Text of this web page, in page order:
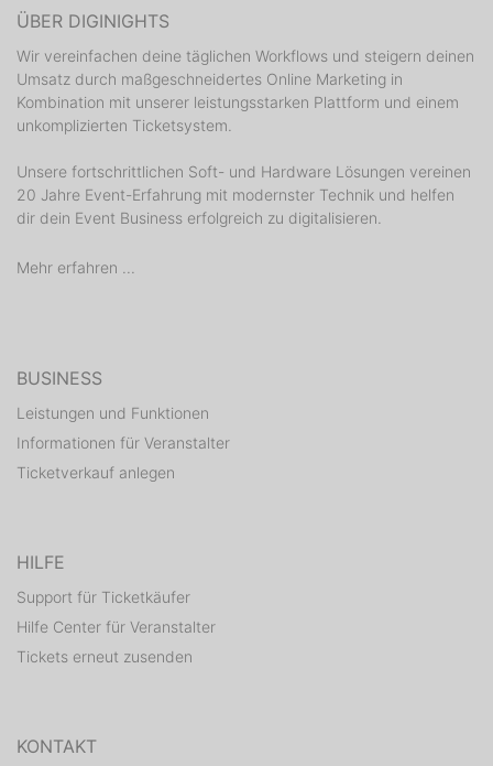
ÜBER DIGINIGHTS
Wir vereinfachen deine täglichen Workflows und steigern deinen
Umsatz durch maßgeschneidertes Online Marketing in
Kombination mit unserer leistungsstarken Plattform und einem
unkomplizierten Ticketsystem.
Unsere fortschrittlichen Soft- und Hardware Lösungen vereinen
20 Jahre Event-Erfahrung mit modernster Technik und helfen
dir dein Event Business erfolgreich zu digitalisieren.
Mehr erfahren ...
BUSINESS
Leistungen und Funktionen
Informationen für Veranstalter
Ticketverkauf anlegen
HILFE
Support für Ticketkäufer
Hilfe Center für Veranstalter
Tickets erneut zusenden
KONTAKT